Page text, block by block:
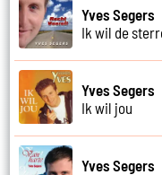
Yves Segers
Ik wil de
Yves Segers
Ik wil jou
Yves Segers